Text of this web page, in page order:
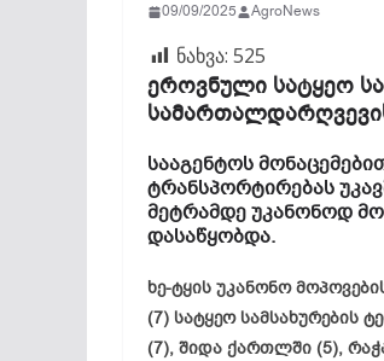
09/09/2025 AgroNews
ნახვა: 525
ეროვნული სატყეო
სააგენტოს
ტრანსპორტირებას
მეტრამდე უკანონოდ
დასაწყობდა.
ხე-ტყის უკანონო
(7) სატყეო სამსახურების
(7), შიდა ქართლში (5),